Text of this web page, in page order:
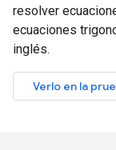
resolver
ecuaciones
inglés.